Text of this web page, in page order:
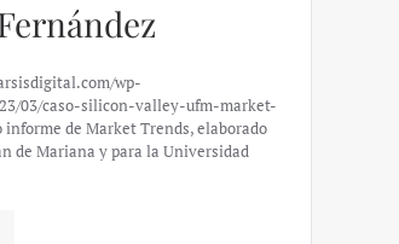
wp-
03/caso-silicon-valley-ufm-market-
de Market Trends, elaborado
de Mariana y para la Universidad